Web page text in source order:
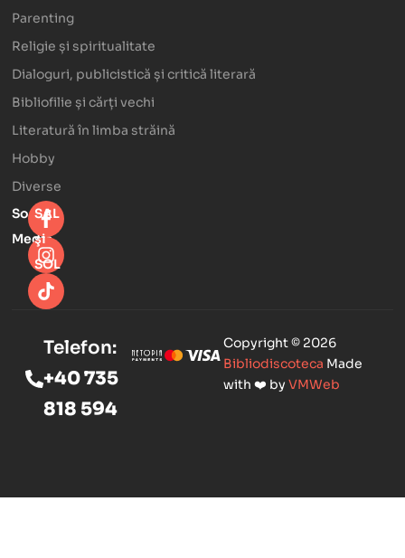
Parenting
Religie și spiritualitate
Dialoguri, publicistică și critică literară
Bibliofilie și cărți vechi
Literatură în limba străină
Hobby
Diverse
Social
Media
SAL
şi
SOL
Copyright © 2026
Bibliodiscoteca Made
with ❤️ by VMWeb
Telefon:
+40 735
818 594